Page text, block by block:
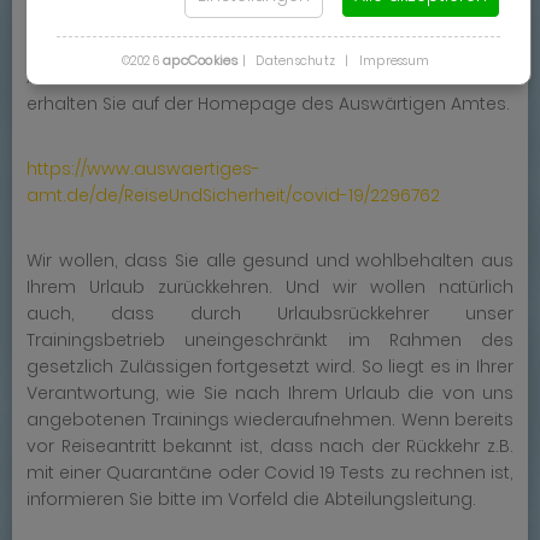
Wir empfehlen Ihnen sehr eindringlich, sich vor
Reiseantritt über die aktuelle Lage in dem Land Ihres
Aufenthaltes zu informieren. Nähere Informationen
erhalten Sie auf der Homepage des Auswärtigen Amtes.
https://www.auswaertiges-
amt.de/de/ReiseUndSicherheit/covid-19/2296762
Wir wollen, dass Sie alle gesund und wohlbehalten aus
Ihrem Urlaub zurückkehren. Und wir wollen natürlich
auch, dass durch Urlaubsrückkehrer unser
Trainingsbetrieb uneingeschränkt im Rahmen des
gesetzlich Zulässigen fortgesetzt wird. So liegt es in Ihrer
Verantwortung, wie Sie nach Ihrem Urlaub die von uns
angebotenen Trainings wiederaufnehmen. Wenn bereits
vor Reiseantritt bekannt ist, dass nach der Rückkehr z.B.
mit einer Quarantäne oder Covid 19 Tests zu rechnen ist,
informieren Sie bitte im Vorfeld die Abteilungsleitung.
©2026 apcCookies| Datenschutz | Impressum